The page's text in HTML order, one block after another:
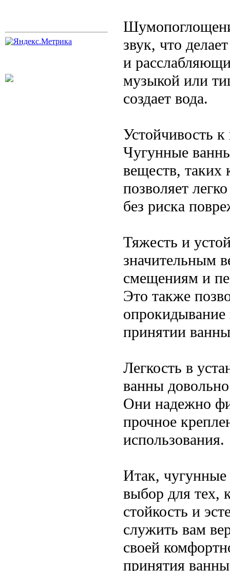
звук, что
и
музыкой или
создает вода.
Устойчивость
Чугунные
веществ,
позволяет
без риска
Тяжесть и
значительным
смещениям и
Это также
опрокидывание
принятии
Легкость в
ванны
Они надежно
прочное
использования.
Итак,
выбор для тех,
стойкость и
служить вам
своей
принятия